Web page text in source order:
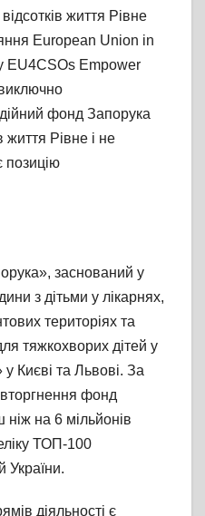
життя Рівне
European Union in
EU4CSOs Empower
фонд Запорука
життя Рівне і не
позицію
заснований у
з дітьми у лікарнях,
територіях та
тяжкохворих дітей у
Києві та Львові. За
фонд
ніж на 6 мільйонів
ТОП-100
України.
діяльності є